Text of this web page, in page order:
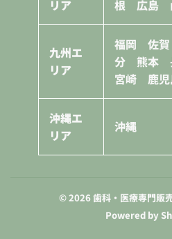
リア
根 広島
九州エ
リア
福岡 佐
分 熊本
宮崎 鹿児
沖縄エ
リア
沖縄
© 2026 歯科・医療専門
Powered by